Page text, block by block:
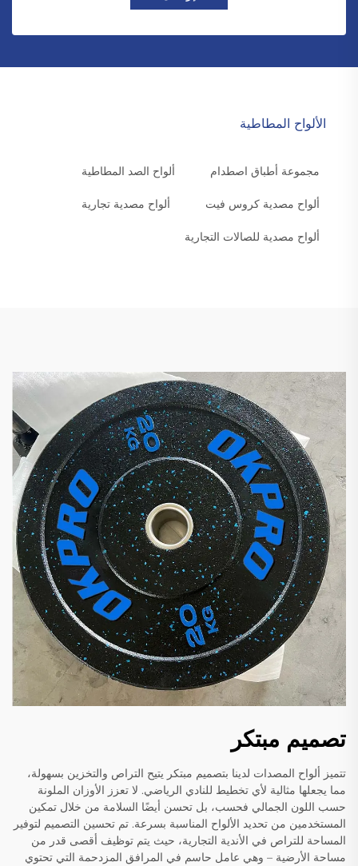
الألواح المطاطية
مجموعة أطباق اصطدام ألواح الصد المطاطية
ألواح مصدية كروس فيت ألواح مصدية تجارية
ألواح مصدية للصالات التجارية
تصميم مبتكر
تتميز ألواح المصدات لدينا بتصميم مبتكر يتيح التراص والتخزين بسهولة،
مما يجعلها مثالية لأي تخطيط للنادي الرياضي. لا تعزز الأوزان الملونة
حسب اللون الجمالي فحسب، بل تحسن أيضًا السلامة من خلال تمكين
المستخدمين من تحديد الألواح المناسبة بسرعة. تم تحسين التصميم لتوفير
المساحة للتراص في الأندية التجارية، حيث يتم توظيف أقصى قدر من
مساحة الأرضية – وهي عامل حاسم في المرافق المزدحمة التي تحتوي